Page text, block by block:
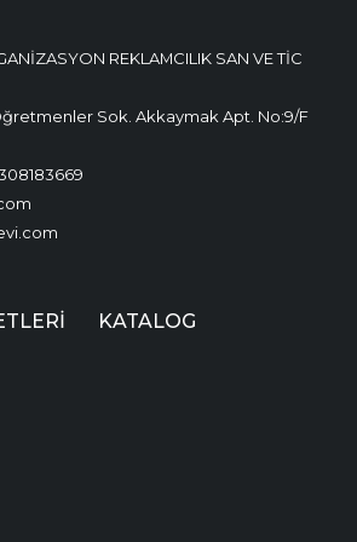
REKLAMCILIK SAN VE TİC
Sok. Akkaymak Apt. No:9/F
KATALOG